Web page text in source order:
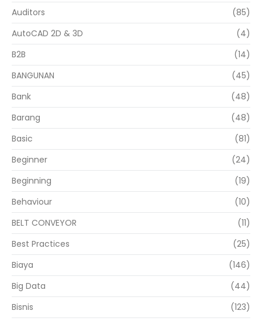
Auditors
(85)
AutoCAD 2D & 3D
(4)
B2B
(14)
BANGUNAN
(45)
Bank
(48)
Barang
(48)
Basic
(81)
Beginner
(24)
Beginning
(19)
Behaviour
(10)
BELT CONVEYOR
(11)
Best Practices
(25)
Biaya
(146)
Big Data
(44)
Bisnis
(123)